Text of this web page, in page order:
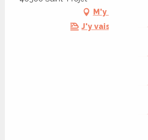
M'y rendre
J'y vais en train !